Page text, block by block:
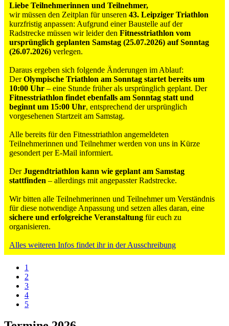
Liebe Teilnehmerinnen und Teilnehmer,
wir müssen den Zeitplan für unseren 43. Leipziger Triathlon
kurzfristig anpassen: Aufgrund einer Baustelle auf der
Radstrecke müssen wir leider den Fitnesstriathlon vom
ursprünglich geplanten Samstag (25.07.2026) auf Sonntag
(26.07.2026) verlegen.
Daraus ergeben sich folgende Änderungen im Ablauf:
DerOlympische Triathlon am Sonntag startet bereits um
10:00 Uhr – eine Stunde früher als ursprünglich geplant. Der
Fitnesstriathlon findet ebenfalls am Sonntag statt und
beginnt um 15:00 Uhr, entsprechend der ursprünglich
vorgesehenen Startzeit am Samstag.
Alle bereits für den Fitnesstriathlon angemeldeten
Teilnehmerinnen und Teilnehmer werden von uns in Kürze
gesondert per E-Mail informiert.
DerJugendtriathlon kann wie geplant am Samstag
stattfinden – allerdings mit angepasster Radstrecke.
Wir bitten alle Teilnehmerinnen und Teilnehmer um Verständnis
für diese notwendige Anpassung und setzen alles daran, eine
sichere und erfolgreiche Veranstaltung für euch zu
organisieren.
Alles weiteren Infos findet ihr in der Ausschreibung
1
2
3
4
5